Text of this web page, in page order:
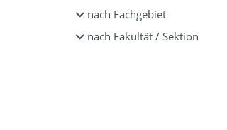
nach Fachgebiet
nach Fakultät / Sektion